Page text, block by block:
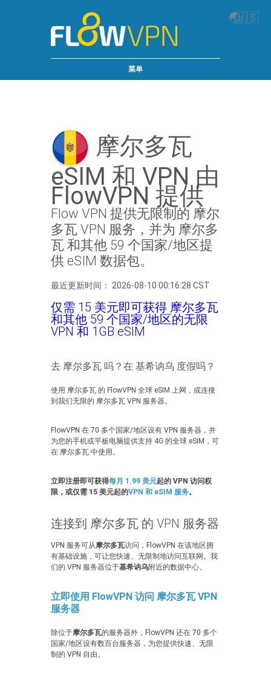
🌏🇺🇸
菜单
摩尔多瓦
eSIM 和 VPN 由
FlowVPN 提供
Flow VPN 提供无限制的 摩尔
多瓦 VPN 服务，并为 摩尔多
瓦 和其他 59 个国家/地区提
供 eSIM 数据包。
最近更新时间： 2026-08-10 00:16:28 CST
仅需 15 美元即可获得 摩尔多瓦
和其他 59 个国家/地区的无限
VPN 和 1GB eSIM
去 摩尔多瓦 吗？在 基希讷乌 度假吗？
使用 摩尔多瓦 的 FlowVPN 全球 eSIM 上网，或连接
到我们无限的 摩尔多瓦 VPN 服务器。
FlowVPN 在 70 多个国家/地区设有 VPN 服务器，并
为您的手机或平板电脑提供支持 4G 的全球 eSIM，可
在 摩尔多瓦 中使用。
立即注册即可获得每月 1.99 美元起的 VPN 访问权
限，或仅需 15 美元起的VPN 和 eSIM 服务。
连接到 摩尔多瓦 的 VPN 服务器
VPN 服务可从摩尔多瓦访问，FlowVPN 在该地区拥
有基础设施，可让您快速、无限制地访问互联网。我
们的 VPN 服务器位于基希讷乌附近的数据中心。
立即使用 FlowVPN 访问 摩尔多瓦 VPN
服务器
除位于摩尔多瓦的服务器外，FlowVPN 还在 70 多个
国家/地区设有数百台服务器，为您提供快速、无限
制的 VPN 自由。